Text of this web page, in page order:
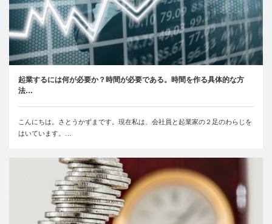
起業するには何が必要か？時間が必要である。時間を作る具体的な方
法…
こんにちは。さとうかずまです。現在私は、会社員と起業家の２足のわらじを
はいています。…